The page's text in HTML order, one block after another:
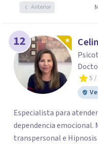
Anterior
12
5 /
Especialista para
dependencia emocional. Mi enfoque integra terapia
transpersonal e